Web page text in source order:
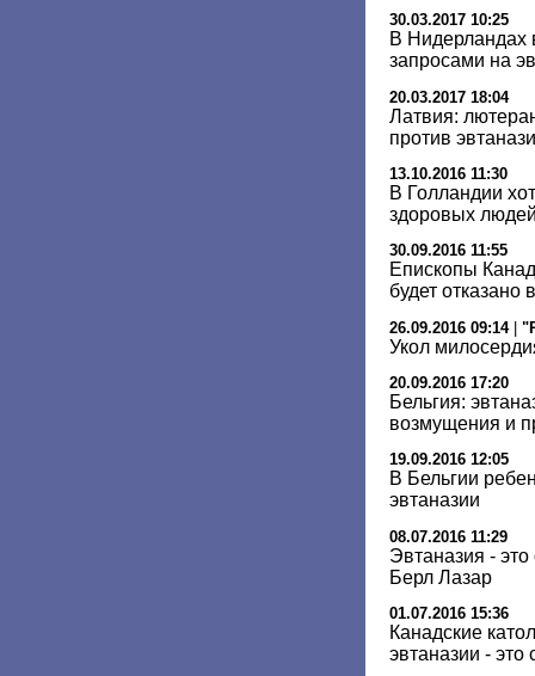
30.03.2017 10:25
В Нидерландах
запросами на
20.03.2017 18:04
Латвия:
против
13.10.2016 11:30
В Голландии
здоровых
30.09.2016 11:55
Епископы
будет отказано
26.09.2016 09:14|
Укол
20.09.2016 17:20
Бельгия:
возмущения и
19.09.2016 12:05
В Бельгии
эвтаназии
08.07.2016 11:29
Эвтаназия -
Берл Лазар
01.07.2016 15:36
Канадские
эвтаназии -